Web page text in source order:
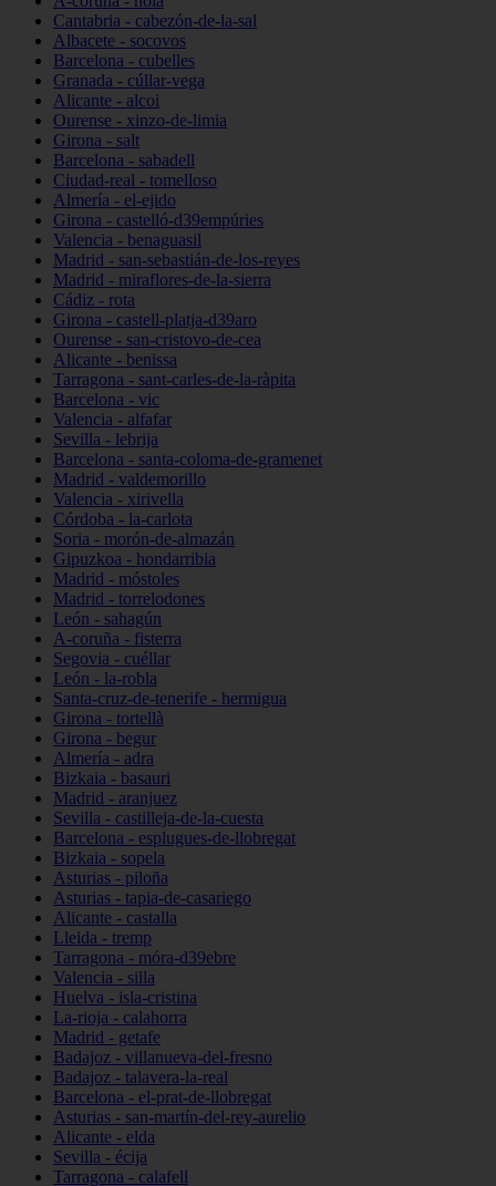
Cantabria - cabezón-de-la-sal
Albacete - socovos
Barcelona - cubelles
Granada - cúllar-vega
Alicante - alcoi
Ourense - xinzo-de-limia
Girona - salt
Barcelona - sabadell
Ciudad-real - tomelloso
Almería - el-ejido
Girona - castelló-d39empúries
Valencia - benaguasil
Madrid - san-sebastián-de-los-reyes
Madrid - miraflores-de-la-sierra
Cádiz - rota
Girona - castell-platja-d39aro
Ourense - san-cristovo-de-cea
Alicante - benissa
Tarragona - sant-carles-de-la-ràpita
Barcelona - vic
Valencia - alfafar
Sevilla - lebrija
Barcelona - santa-coloma-de-gramenet
Madrid - valdemorillo
Valencia - xirivella
Córdoba - la-carlota
Soria - morón-de-almazán
Gipuzkoa - hondarribia
Madrid - móstoles
Madrid - torrelodones
León - sahagún
A-coruña - fisterra
Segovia - cuéllar
León - la-robla
Santa-cruz-de-tenerife - hermigua
Girona - tortellà
Girona - begur
Almería - adra
Bizkaia - basauri
Madrid - aranjuez
Sevilla - castilleja-de-la-cuesta
Barcelona - esplugues-de-llobregat
Bizkaia - sopela
Asturias - piloña
Asturias - tapia-de-casariego
Alicante - castalla
Lleida - tremp
Tarragona - móra-d39ebre
Valencia - silla
Huelva - isla-cristina
La-rioja - calahorra
Madrid - getafe
Badajoz - villanueva-del-fresno
Badajoz - talavera-la-real
Barcelona - el-prat-de-llobregat
Asturias - san-martín-del-rey-aurelio
Alicante - elda
Sevilla - écija
Tarragona - calafell